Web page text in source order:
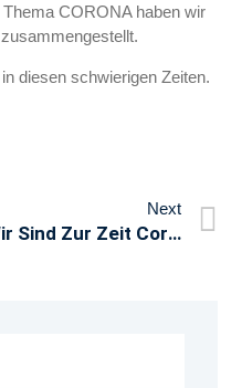
CORONA haben wir
diesen schwierigen Zeiten.
Next
Wir Sind Zur Zeit Coronabedingt Leider Nicht Zu Erreichen